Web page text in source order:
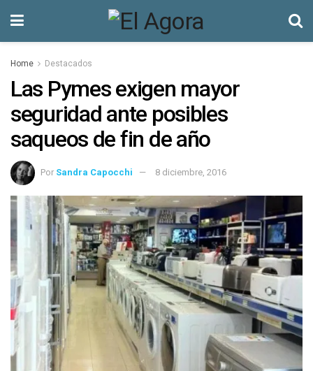
Home Destacados
Las Pymes exigen mayor
seguridad ante posibles
saqueos de fin de año
Por Sandra Capocchi 8 diciembre, 2016